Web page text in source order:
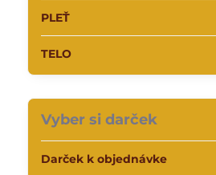
PLEŤ
TELO
Vyber si darček
Darček k objednávke